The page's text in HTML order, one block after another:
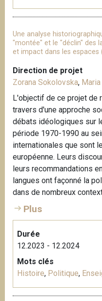
Une analyse
"montée" et le "déclin" des
et impact dans les espaces
Direction de projet
Zorana Sokolovska,
L'objectif de ce projet de
travers d'une approche
débats idéologiques sur
période 1970-1990 au
internationales que sont
européenne. Leurs
leurs recommandations
langues ont façonné la
dans de nombreux
Plus
Durée
12.2023 - 12.2024
Mots clés
Histoire, Politique,